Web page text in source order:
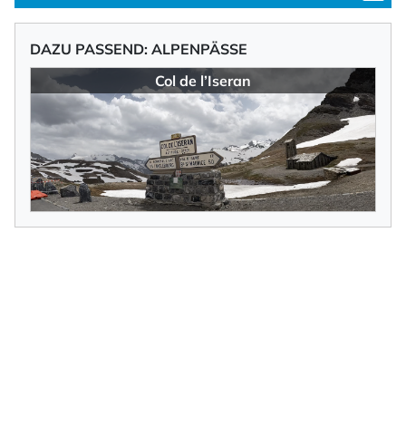
DAZU PASSEND: ALPENPÄSSE
Col de l’Iseran